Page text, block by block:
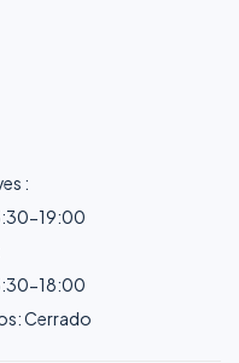
:
19:00
18:00
Cerrado